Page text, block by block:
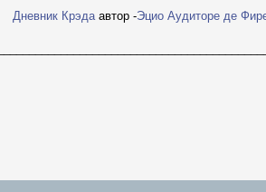
Дневник Крэдаавтор -Эцио Аудиторе де